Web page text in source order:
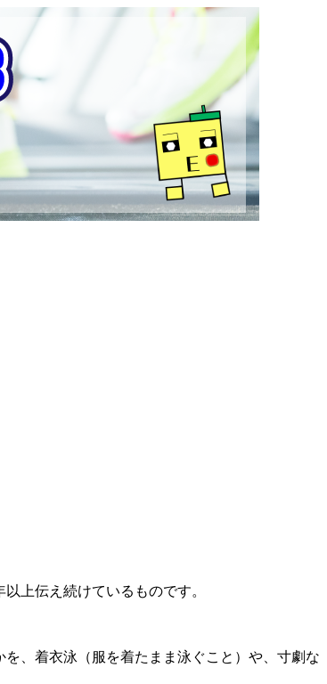
上伝え続けているものです。
、着衣泳（服を着たまま泳ぐこと）や、寸劇な